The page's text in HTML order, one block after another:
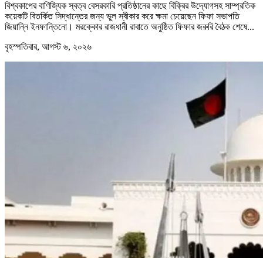
বিশ্বকাপের বাণিজ্যিক স্বত্ব বেসরকারি প্রতিষ্ঠানের কাছে বিক্রির উদ্যোগসহ সাম্প্রতিক
কয়েকটি বিতর্কিত সিদ্ধান্তের জন্য ভুল স্বীকার করে ক্ষমা চেয়েছেন ফিফা সভাপতি
জিয়ান্নি ইনফান্তিনো। মরক্কোর রাজধানী রাবাতে অনুষ্ঠিত ফিফার জরুরি বৈঠক শেষে...
বৃহস্পতিবার, আগস্ট ৬, ২০২৬